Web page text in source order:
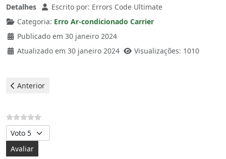
Detalhes Escrito por: Errors Code Ultimate
Categoria: Erro Ar-condicionado Carrier
Publicado em 30 janeiro 2024
Atualizado em 30 janeiro 2024
Visualizações: 1010
Artigo anterior: Carrier Ar condicionado - erro E2
Anterior
Avalie, por favor